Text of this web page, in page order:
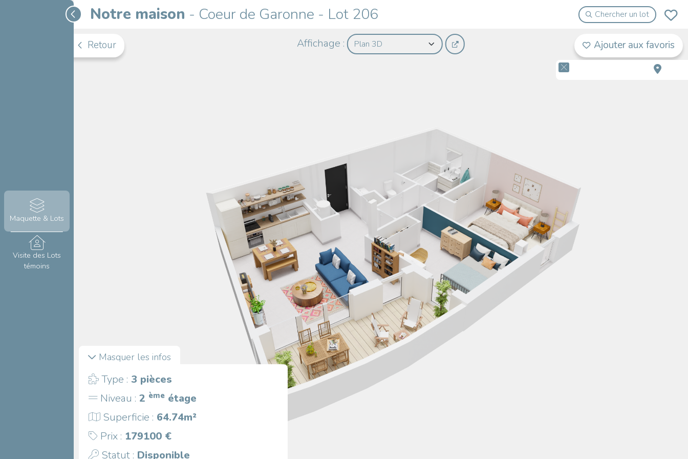
Maquette & Lots
Visite des Lots
témoins
Notre maison - Coeur de Garonne - Lot 206 Chercher un lot
Retour Affichage : Ajouter aux favoris
Masquer les infos
Type : 3 pièces
Niveau : 2 ème étage
Superficie : 64.74m²
Prix : 179100 €
Statut : Disponible